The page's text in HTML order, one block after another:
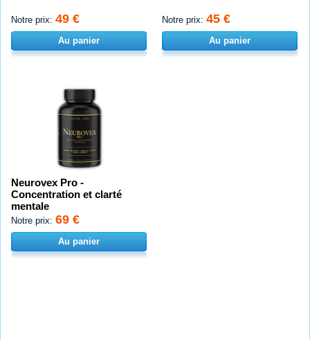
Notre prix: 49 €
Au panier
Notre prix: 45 €
Au panier
Neurovex Pro -
Concentration et clarté
mentale
Notre prix: 69 €
Au panier